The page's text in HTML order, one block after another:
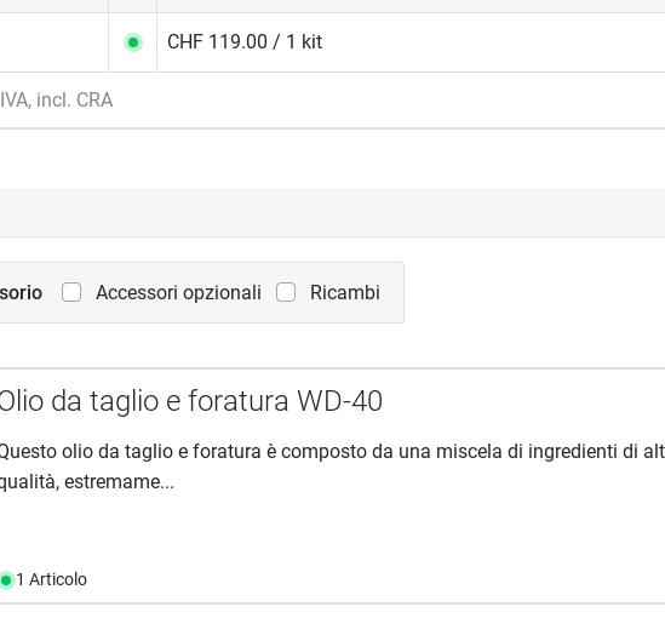
CHF 119.00 / 1 kit
incl. CRA
Accessori opzionali Ricambi
da taglio e foratura WD-40
olio da taglio e foratura è composto da una miscela di ingredienti di
estremame...
1 Articolo